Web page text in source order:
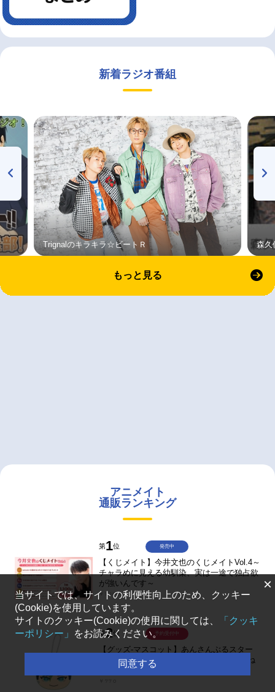
新着ラジオ番組
Trignalのキラキラ☆ビートＲ 森久
もっと見る
アニメイト
通販ランキング
第1位
【くじメイト】今井文也のくじメイトVol.4～
チャラめに見える幼馴染、実は一途で独占欲
が強いんです～
￥1,100
発売中
第2位
【グッズ-マスコット】あんさんぶるスター
ズ！！ おまんじゅうにぎにぎマスコット ね
くすと2 Hbox
予約受付中
×
当サイトでは、サイトの利便性向上のため、クッキー
(Cookie)を使用しています。
サイトのクッキー(Cookie)の使用に関しては、
「クッキ
ーポリシー」
をお読みください。
同意する